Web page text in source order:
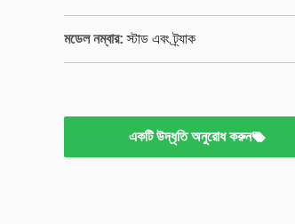
মডেল নম্বার: স্টাড এবং ট্র্যাক
একটি উদ্ধৃতি অনুরোধ করুন